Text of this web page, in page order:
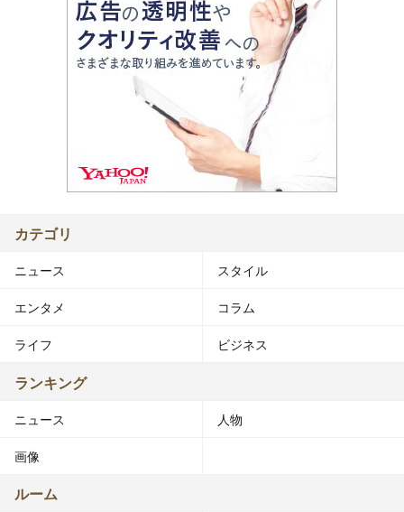
カテゴリ
ニュース スタイル
エンタメ コラム
ライフ ビジネス
ランキング
ニュース 人物
画像
ルーム